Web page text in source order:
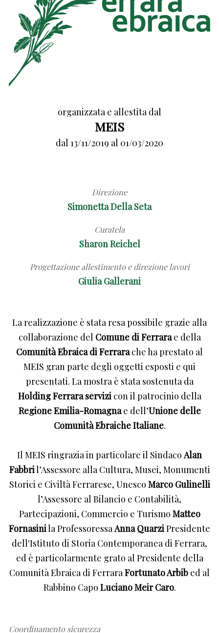
organizzata e allestita dal
MEIS
dal 13/11/2019 al 01/03/2020
Direzione
Simonetta Della Seta
Curatela
Sharon Reichel
Progettazione allestimento e direzione lavori
Giulia Gallerani
La realizzazione è stata resa possibile grazie alla
collaborazione del Comune di Ferrarae della
Comunità Ebraica di Ferrarache ha prestato al
MEIS gran parte degli oggetti esposti e qui
presentati. La mostra è stata sostenuta da
Holding Ferrara servizicon il patrocinio della
Regione Emilia-Romagnae dell’Unione delle
Comunità Ebraiche Italiane.
Il MEIS ringrazia in particolare il SindacoAlan
Fabbril’Assessore alla Cultura, Musei, Monumenti
Storici e Civiltà Ferrarese, Unesco Marco Gulinelli
l’Assessore al Bilancio e Contabilità,
Partecipazioni, Commercio e Turismo Matteo
Fornasinila ProfessoressaAnna QuarziPresidente
dell'Istituto di Storia Contemporanea di Ferrara,
ed è particolarmente grato al Presidente della
Comunità Ebraica di FerraraFortunato Arbib ed al
Rabbino Capo Luciano Meir Caro.
Coordinamento sicurezza